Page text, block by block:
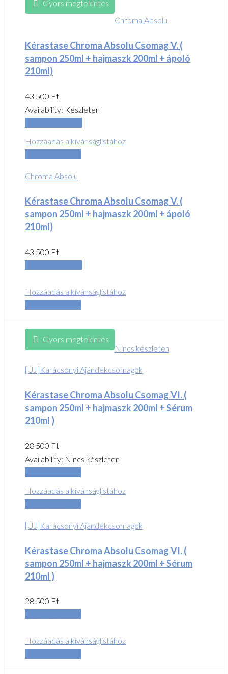
Gyors megtekintés
Chroma Absolu
Kérastase Chroma Absolu Csomag V. (
sampon 250ml + hajmaszk 200ml + ápoló
210ml)
43 500 Ft
Availability: Készleten
Hozzáadás a kívánságlistához
Chroma Absolu
Kérastase Chroma Absolu Csomag V. (
sampon 250ml + hajmaszk 200ml + ápoló
210ml)
43 500 Ft
Hozzáadás a kívánságlistához
Gyors megtekintés
Nincs készleten
[ÚJ]Karácsonyi Ajándékcsomagok
Kérastase Chroma Absolu Csomag VI. (
sampon 250ml + hajmaszk 200ml + Sérum
210ml )
28 500 Ft
Availability: Nincs készleten
Hozzáadás a kívánságlistához
[ÚJ]Karácsonyi Ajándékcsomagok
Kérastase Chroma Absolu Csomag VI. (
sampon 250ml + hajmaszk 200ml + Sérum
210ml )
28 500 Ft
Hozzáadás a kívánságlistához